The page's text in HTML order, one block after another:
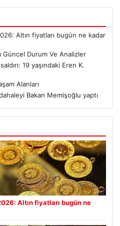
Altın fiyatları bugün ne kadar
Güncel Durum Ve Analizler
19 yaşındaki Eren K.
Alanları
Bakan Memişoğlu yaptı
Altın fiyatları bugün ne